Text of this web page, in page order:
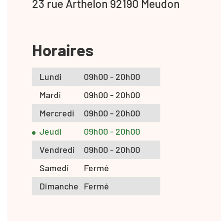
23 rue Arthelon 92190 Meudon
Horaires
Lundi
09h00 - 20h00
Mardi
09h00 - 20h00
Mercredi
09h00 - 20h00
Jeudi
09h00 - 20h00
Vendredi
09h00 - 20h00
Samedi
Fermé
Dimanche Fermé